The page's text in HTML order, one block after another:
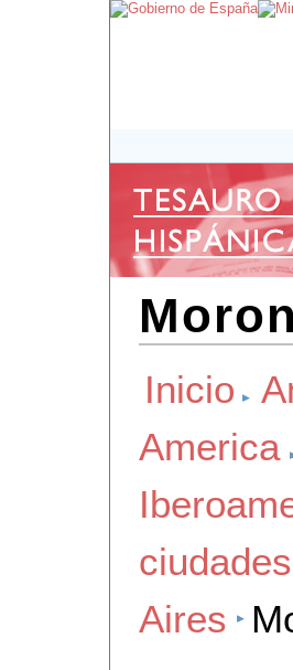
Inicio
America
Aires